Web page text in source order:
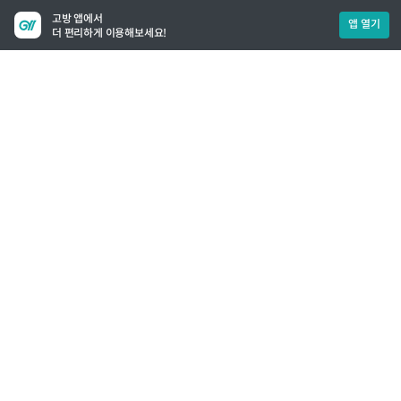
고방 앱에서
더 편리하게 이용해보세요!
앱 열기